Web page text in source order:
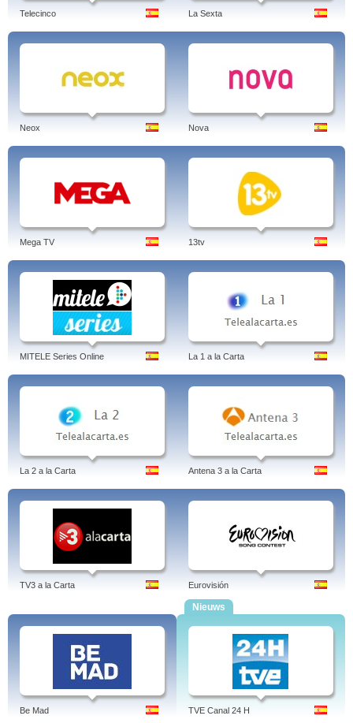
Telecinco La Sexta
Neox Nova
Mega TV 13tv
MITELE Series Online La 1 a la Carta
La 2 a la Carta Antena 3 a la Carta
TV3 a la Carta Eurovisión
Be Mad
Nieuws
TVE Canal 24 H